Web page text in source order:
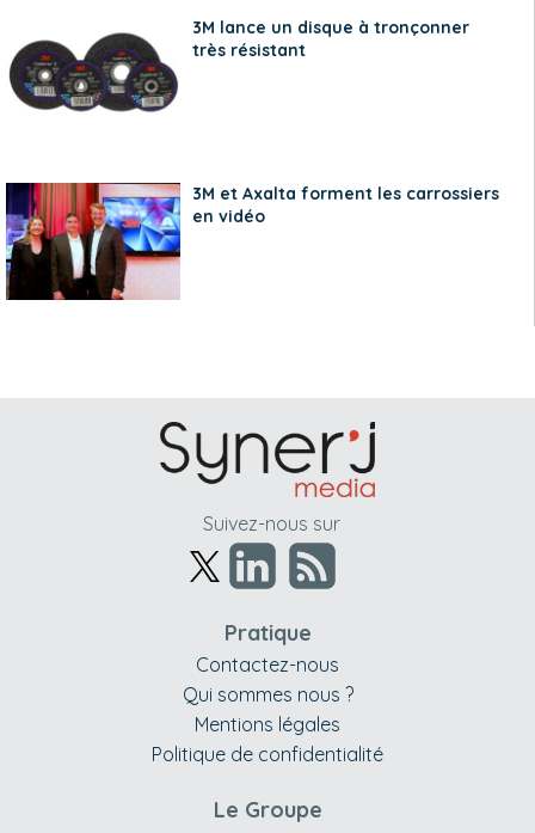
3M lance un disque à tronçonner
très résistant
3M et Axalta forment les carrossiers
en vidéo
Suivez-nous sur
Pratique
Contactez-nous
Qui sommes nous ?
Mentions légales
Politique de confidentialité
Le Groupe